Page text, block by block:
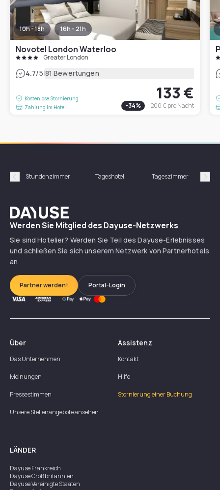
10h - 18h 16h - 21h
Novotel London Waterloo
Greater London
4.7/5|81 Bewertungen
Kostenlose Stornierung
Zahlung im Hotel
133 €
-34% 200 €pro Nacht
Précédent
Stundenzimmer Tageshotel Tageszimmer
Dayuse
Werden Sie Mitglied des Dayuse-Netzwerks
Sie sind Hotelier? Werden Sie Teil des Dayuse-Erlebnisses
und schließen Sie sich unserem Netzwerk von Partnerhotels
an
Partner werden! Portal-Login
Über
Das Unternehmen
Meinungen
Pressestimmen
Unsere Stellenangebote ansehen
Assistenz
Kontakt
Hilfe
Stornierung einer Buchung
LÄNDER
DayuseFrankreich
DayuseGroßbritannien
DayuseVereinigte Staaten